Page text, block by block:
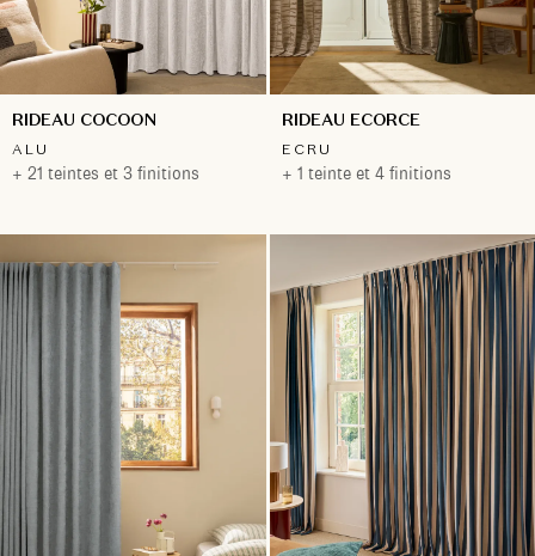
RIDEAU COCOON
ALU
+ 21 teintes et 3 finitions
RIDEAU ECORCE
ECRU
+ 1 teinte et 4 finitions